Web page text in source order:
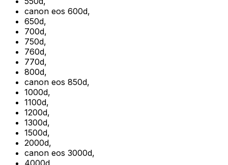
canon eos 600d,
650d,
700d,
750d,
760d,
770d,
800d,
canon eos 850d,
1000d,
1100d,
1200d,
1300d,
1500d,
2000d,
canon eos 3000d,